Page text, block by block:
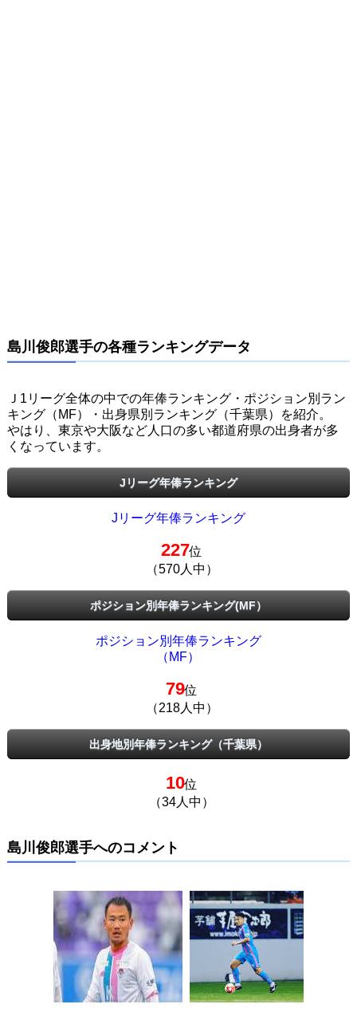
島川俊郎選手の各種ランキングデータ
Ｊ1リーグ全体の中での年俸ランキング・ポジション別ラン
キング（MF）・出身県別ランキング（千葉県）を紹介。
やはり、東京や大阪など人口の多い都道府県の出身者が多
くなっています。
Jリーグ年俸ランキング
Jリーグ年俸ランキング
227位
（570人中）
ポジション別年俸ランキング(MF）
ポジション別年俸ランキング
（MF）
79位
（218人中）
出身地別年俸ランキング（千葉県）
10位
（34人中）
島川俊郎選手へのコメント